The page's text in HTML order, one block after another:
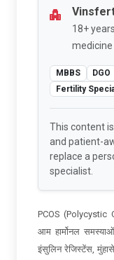
18+
medicine
MBBS DGO
Fertility
This content
and patient-
replace a
specialist.
PCOS (Polycystic
आम हार्मोनल
इंसुलिन रेजिस्टेंस,